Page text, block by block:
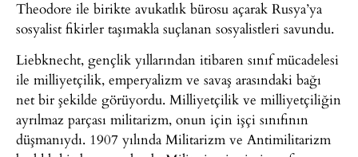
Theodore ile birikte avukatlık bürosu açarak Rusya’ya
sosyalist fikirler taşımakla suçlanan sosyalistleri savundu.
Liebknecht, gençlik yıllarından itibaren sınıf mücadelesi
ile milliyetçilik, emperyalizm ve savaş arasındaki bağı
net bir şekilde görüyordu. Milliyetçilik ve milliyetçiliğin
ayrılmaz parçası militarizm, onun için işçi sınıfının
düşmanıydı. 1907 yılında Militarizm ve Antimilitarizm